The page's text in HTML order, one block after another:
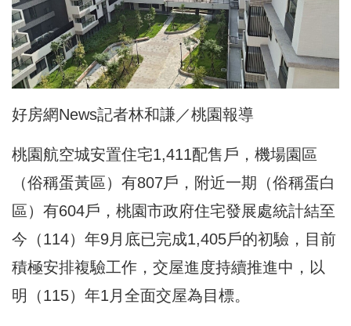
好房網News記者林和謙／桃園報導
桃園航空城安置住宅1,411配售戶，機場園區
（俗稱蛋黃區）有807戶，附近一期（俗稱蛋白
區）有604戶，桃園市政府住宅發展處統計結至
今（114）年9月底已完成1,405戶的初驗，目前
積極安排複驗工作，交屋進度持續推進中，以
明（115）年1月全面交屋為目標。